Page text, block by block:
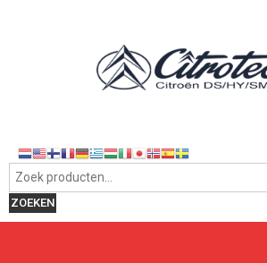
Zoeken naar:
ZOEKEN